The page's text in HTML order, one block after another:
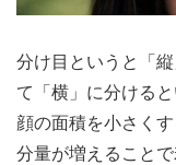
分け目というと「
て「横」に分ける
顔の面積を小さく
分量が増えること